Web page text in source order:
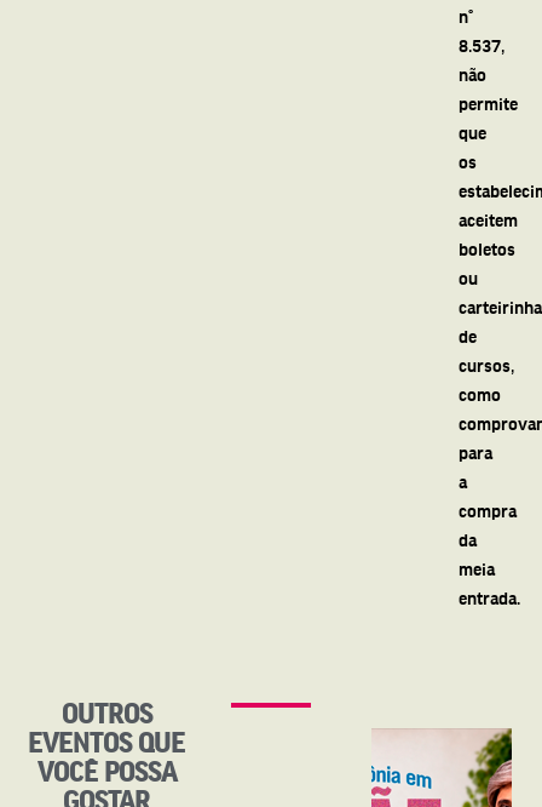
n°
8.537,
não
permite
que
os
aceitem
boletos
ou
de
cursos,
como
para
a
compra
da
meia
entrada.
OUTROS
EVENTOS QUE
VOCÊ POSSA
GOSTAR